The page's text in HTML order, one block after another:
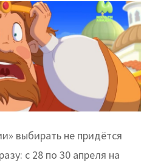
выбирать не придётся
с 28 по 30 апреля на